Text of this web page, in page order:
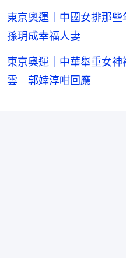
東京奧運｜中國女排那
孫玥成幸福人妻
東京奧運｜中華舉重女
雲 郭婞淳咁回應